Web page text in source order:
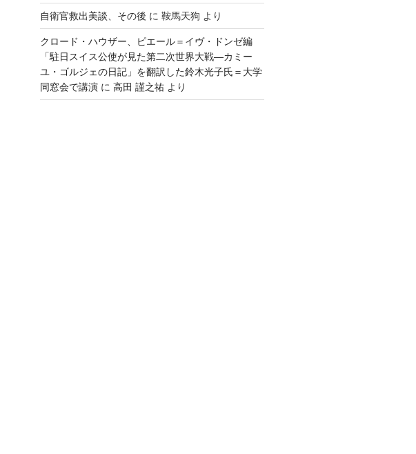
自衛官救出美談、その後 に 鞍馬天狗 より
クロード・ハウザー、ピエール＝イヴ・ドンゼ編
「駐日スイス公使が見た第二次世界大戦―カミー
ユ・ゴルジェの日記」を翻訳した鈴木光子氏＝大学
同窓会で講演に 高田 謹之祐より